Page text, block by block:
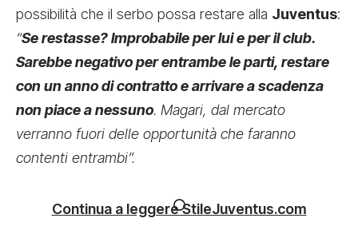
possibilità che il serbo possa restare alla Juventus:
“Se restasse? Improbabile per lui e per il club.
Sarebbe negativo per entrambe le parti, restare
con un anno di contratto e arrivare a scadenza
non piace a nessuno. Magari, dal mercato
verranno fuori delle opportunità che faranno
contenti entrambi”.
Continua a leggere StileJuventus.com